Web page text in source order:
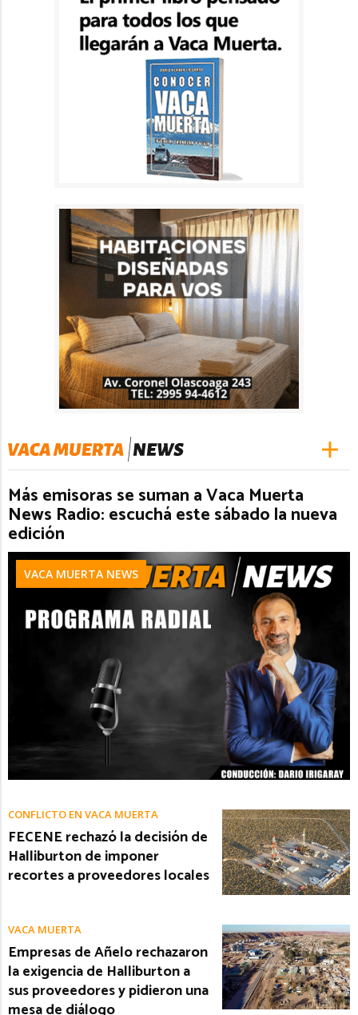
Más emisoras se suman a Vaca Muerta
News Radio: escuchá este sábado la nueva
edición
VACA MUERTA NEWS
CONFLICTO EN VACA MUERTA
FECENE rechazó la decisión de
Halliburton de imponer
recortes a proveedores locales
VACA MUERTA
Empresas de Añelo rechazaron
la exigencia de Halliburton a
sus proveedores y pidieron una
mesa de diálogo